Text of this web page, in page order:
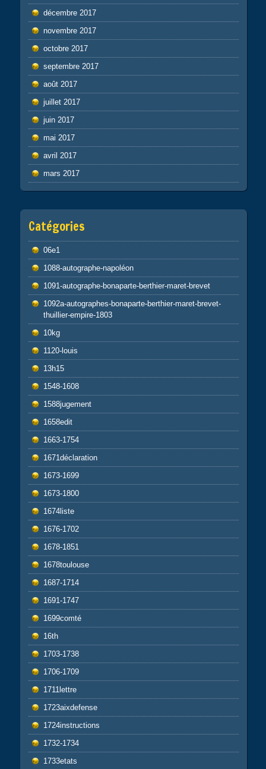
décembre 2017
novembre 2017
octobre 2017
septembre 2017
août 2017
juillet 2017
juin 2017
mai 2017
avril 2017
mars 2017
Catégories
06e1
1088-autographe-napoléon
1091-autographe-bonaparte-berthier-maret-brevet
1092a-autographes-bonaparte-berthier-maret-brevet-
thuillier-empire-1803
10kg
1120-louis
13h15
1548-1608
1588jugement
1658edit
1663-1754
1671déclaration
1673-1699
1673-1800
1674liste
1676-1702
1678-1851
1678toulouse
1687-1714
1691-1747
1699comté
16th
1703-1738
1706-1709
1711lettre
1723aixdefense
1724instructions
1732-1734
1733etats